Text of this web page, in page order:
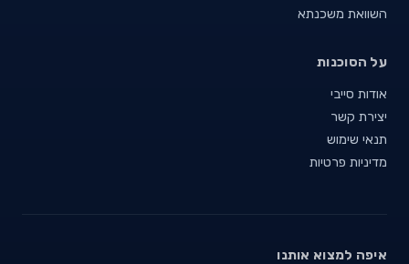
השוואת משכנתא
על הסוכנות
אודות סייבי
יצירת קשר
תנאי שימוש
מדיניות פרטיות
איפה למצוא אותנו